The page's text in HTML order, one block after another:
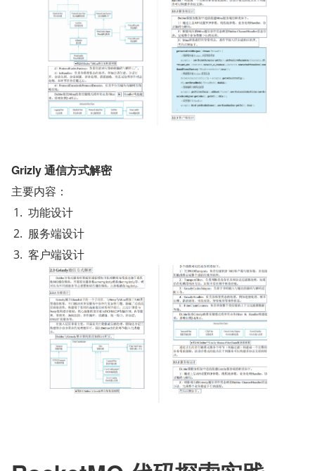
Grizly 通信方式解密
主要内容：
功能设计
服务端设计
客户端设计